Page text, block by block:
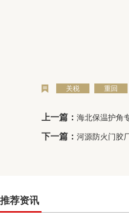
关税 重回
上一篇： 海北保温护角
下一篇： 河源防火门胶
推荐资讯